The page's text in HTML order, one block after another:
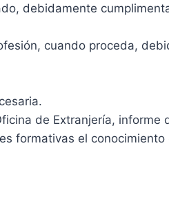
debidamente
cuando proceda,
de Extranjería,
formativas el